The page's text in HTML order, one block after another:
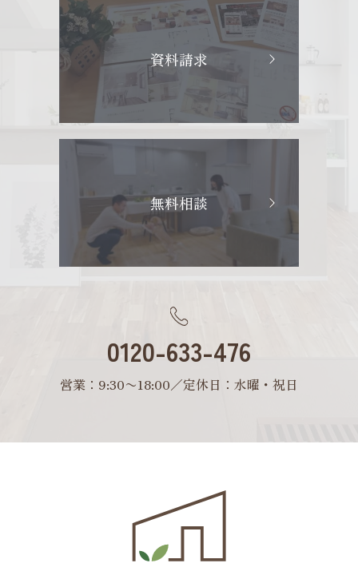
資料請求
無料相談
0120-633-476
営業：9:30〜18:00／定休日：水曜・祝日